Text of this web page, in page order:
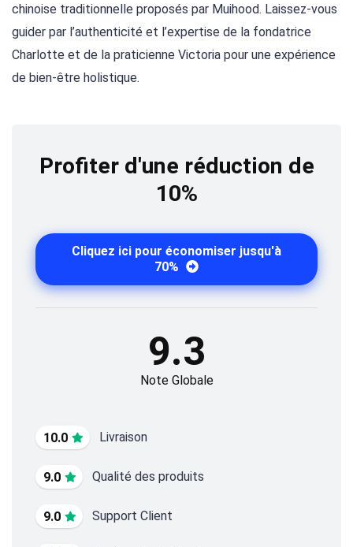
chinoise traditionnelle proposés par Muihood. Laissez-vous
guider par l’authenticité et l’expertise de la fondatrice
Charlotte et de la praticienne Victoria pour une expérience
de bien-être holistique.
Profiter d'une réduction de
10%
Cliquez ici pour économiser jusqu'à
70%
10.0 Livraison
9.0 Qualité des produits
9.0 Support Client
9.3
Note Globale